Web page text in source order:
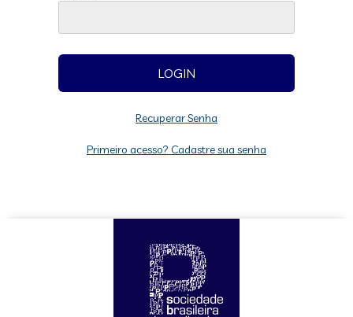
Recuperar Senha
Primeiro acesso? Cadastre sua senha